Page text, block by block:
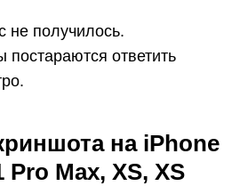
не получилось.
ответить
на iPhone
Pro Max, XS, XS